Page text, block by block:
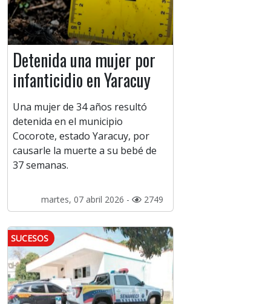
Detenida una mujer por
infanticidio en Yaracuy
Una mujer de 34 años resultó
detenida en el municipio
Cocorote, estado Yaracuy, por
causarle la muerte a su bebé de
37 semanas.
martes, 07 abril 2026 - 2749
SUCESOS